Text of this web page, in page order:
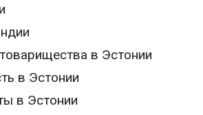
в Эстонии
в Эстонии
в Эстонии